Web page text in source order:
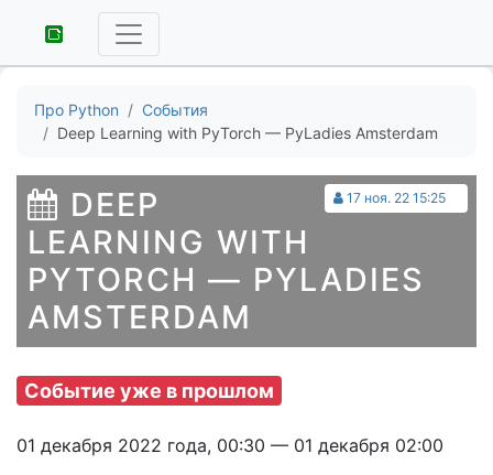
Про Python
События
Deep Learning with PyTorch — PyLadies Amsterdam
17 ноя. 22 15:25
DEEP
LEARNING WITH
PYTORCH — PYLADIES
AMSTERDAM
Событие уже в прошлом
01 декабря 2022 года, 00:30 — 01 декабря 02:00